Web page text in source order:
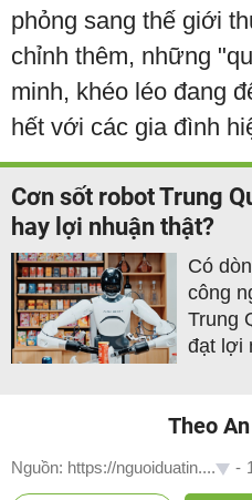
phỏng sang thế giới
chỉnh thêm, những
minh, khéo léo đang
hết với các gia đình
Cơn sốt robot Trung
hay lợi nhuận thật?
Có
công
Trung
đạt lợi
Theo
Nguồn: https://nguoiduatin.... -